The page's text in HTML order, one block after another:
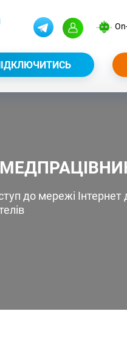
до мережі Інтернет